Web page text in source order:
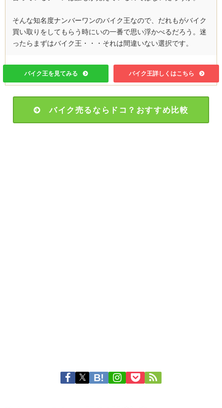
そんな知名度ナンバーワンのバイク王なので、だれもがバイク
買い取りをしてもらう時にいの一番で思い浮かべるだろう。迷
ったらまずはバイク王・・・それは間違いない選択です。
バイク王を見てみる バイク王詳しくはこちら
バイク売るならドコ？おすすめ比較